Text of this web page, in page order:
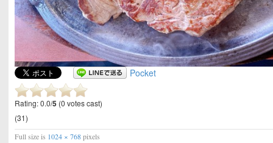
Pocket
Rating: 0.0/5 (0 votes cast)
(31)
Full size is 1024 × 768pixels